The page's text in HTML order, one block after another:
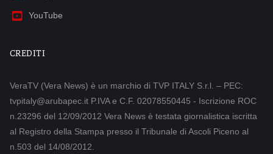
YouTube
CREDITI
VeraTV (Vera News) è un marchio di TVP ITALY S.r.l. – PEC:
tvpitaly@arubapec.it P.IVA e C.F. 02078550445 - Iscrizione ROC
n.23296 del 12/09/2012 Vera News è testata giornalistica iscritta
al Registro della Stampa presso il Tribunale di Ascoli Piceno al
n.503 del 14/08/2012.